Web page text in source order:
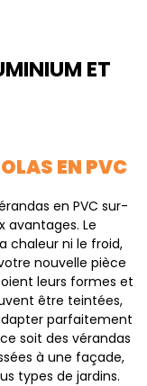
ET
EN PVC
en PVC sur-
avantages. Le
chaleur ni le froid,
nouvelle pièce
leurs formes et
être teintées,
parfaitement
soit des vérandas
à une façade,
types de jardins.